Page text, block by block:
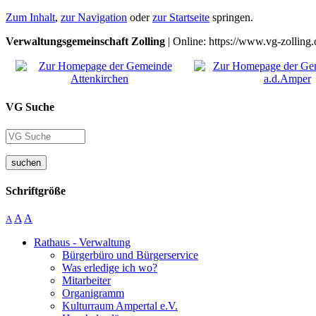
Zum Inhalt, zur Navigation oderzur Startseite springen.
Verwaltungsgemeinschaft Zolling | Online: https://www.vg-
VG Suche
suchen
Schriftgröße
A A A
Rathaus - Verwaltung
Bürgerbüro und Bürgerservice
Was erledige ich wo?
Mitarbeiter
Organigramm
Kulturraum Ampertal e.V.